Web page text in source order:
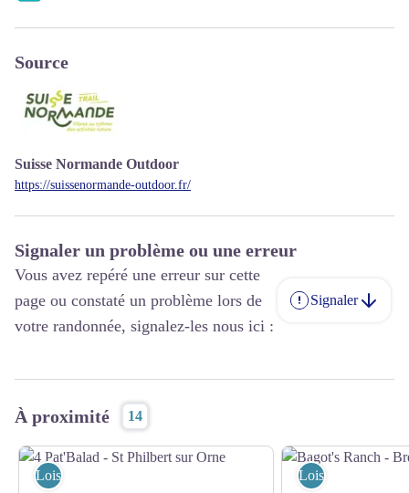
Source
Suisse Normande Outdoor
https://suissenormande-outdoor.fr/
Signaler un problème ou une erreur
Vous avez repéré une erreur sur cette
page ou constaté un problème lors de
votre randonnée, signalez-les nous ici :
Signaler
À proximité 14
Loisirs et activités Loisirs et activités